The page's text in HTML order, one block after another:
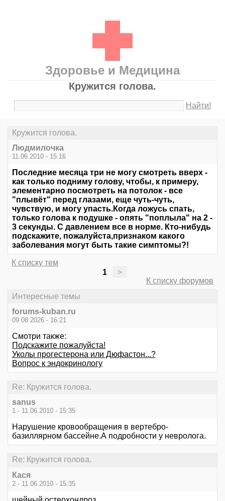
Здоровье и Медицина
Кружится голова.
Найти!
Кружится голова.
Людмилочка
11.06.2010 - 15:16
Последние месяца три не могу смотреть вверх -
как только подниму голову, чтобы, к примеру,
элементарно посмотреть на потолок - все
"плывёт" перед глазами, еще чуть-чуть,
чувствую, и могу упасть.Когда ложусь спать,
только голова к подушке - опять "поплыла" на 2 -
3 секунды. С давлением все в норме. Кто-нибудь
подскажите, пожалуйста,признаком какого
заболевания могут быть такие симптомы?!
К списку тем
1
>
К списку форумов
Интересные темы
forums-kuban.ru
09.08.2026 - 16:21
Смотри также:
Подскажите пожалуйста!
Уколы прогестерона или Дюфастон...?
Вопрос к эндокринологу
Re: Кружится голова.
sanus
1 - 11.06.2010 - 15:35
Нарушение кровообращения в вертебро-
базиллярном бассейне.А подробности у невролога.
Re: Кружится голова.
Кася
2 - 11.06.2010 - 15:35